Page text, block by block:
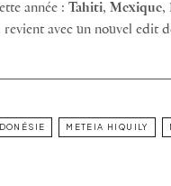
année : Tahiti, Mexique,
avec un nouvel edit
METEIA HIQUILY